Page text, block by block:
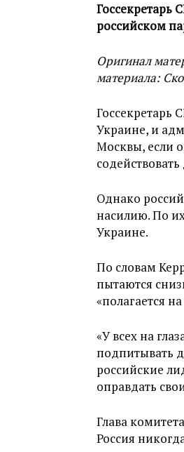
российском
Оригинал
материала:
Госсекретарь
Украине, и
Москвы, если
Однако
насилию. По
Украине.
По словам
пытаются
«полагается
«У всех на
подпитывать
российские
оправдать
Глава
Россия